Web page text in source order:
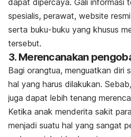
dapat dipercaya. Gali informasi
spesialis, perawat, website
serta buku-buku yang khusus
tersebut.
3. Merencanakan
Bagi orangtua, menguatkan diri
hal yang harus dilakukan.
juga dapat lebih tenang
Ketika anak menderita sakit
menjadi suatu hal yang sangat